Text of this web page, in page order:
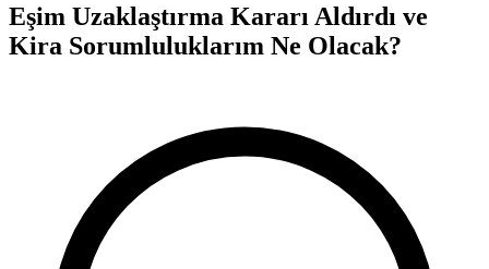
Eşim Uzaklaştırma Kararı Aldırdı ve
Kira Sorumluluklarım Ne Olacak?